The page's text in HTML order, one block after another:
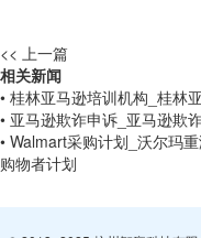
<< 上一篇
相关新闻
• 桂林亚马逊培训机构_桂林
• 亚马逊欺诈申诉_亚马逊欺
• Walmart采购计划_沃尔玛
购物者计划